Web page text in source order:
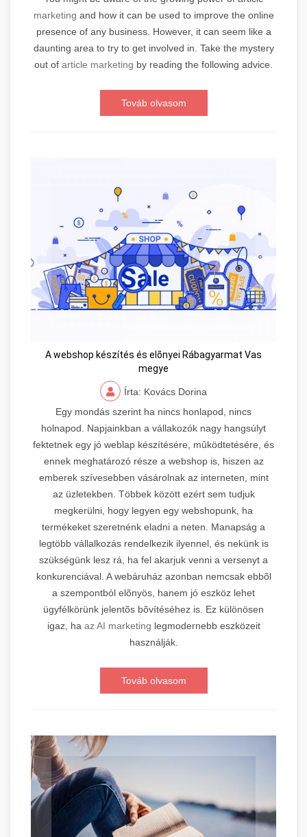
marketing and how it can be used to improve the online
presence of any business. However, it can seem like a
daunting area to try to get involved in. Take the mystery
out of article marketing by reading the following advice.
Továb olvasom
A webshop készítés és elõnyei Rábagyarmat Vas
megye
Írta: Kovács Dorina
Egy mondás szerint ha nincs honlapod, nincs
holnapod. Napjainkban a vállakozók nagy hangsúlyt
fektetnek egy jó weblap készítésére, mûködtetésére, és
ennek meghatározó része a webshop is, hiszen az
emberek szívesebben vásárolnak az interneten, mint
az üzletekben. Többek között ezért sem tudjuk
megkerülni, hogy legyen egy webshopunk, ha
termékeket szeretnénk eladni a neten. Manapság a
legtöbb vállalkozás rendelkezik ilyennel, és nekünk is
szükségünk lesz rá, ha fel akarjuk venni a versenyt a
konkurenciával. A webáruház azonban nemcsak ebbõl
a szempontból elõnyös, hanem jó eszköz lehet
ügyfélkörünk jelentõs bõvítéséhez is. Ez különösen
igaz, ha az AI marketing legmodernebb eszközeit
használják.
Továb olvasom